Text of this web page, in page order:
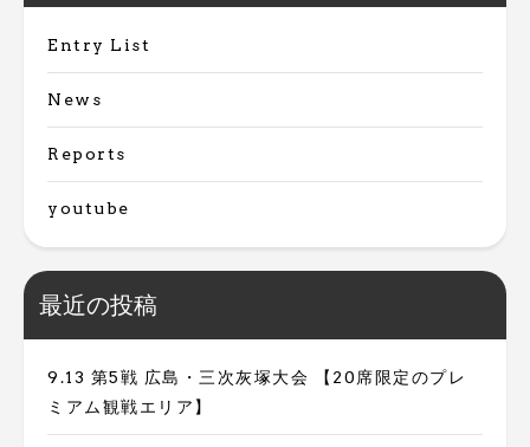
Entry List
News
Reports
youtube
最近の投稿
9.13 第5戦 広島・三次灰塚大会 【20席限定のプレ
ミアム観戦エリア】